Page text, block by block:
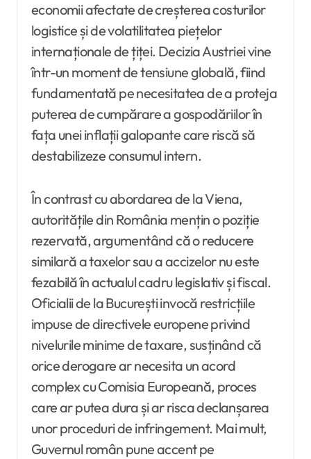
economii afectate de creșterea costurilor
logistice și de volatilitatea piețelor
internaționale de țiței. Decizia Austriei vine
într-un moment de tensiune globală, fiind
fundamentată pe necesitatea de a proteja
puterea de cumpărare a gospodăriilor în
fața unei inflații galopante care riscă să
destabilizeze consumul intern.
În contrast cu abordarea de la Viena,
autoritățile din România mențin o poziție
rezervată, argumentând că o reducere
similară a taxelor sau a accizelor nu este
fezabilă în actualul cadru legislativ și fiscal.
Oficialii de la București invocă restricțiile
impuse de directivele europene privind
nivelurile minime de taxare, susținând că
orice derogare ar necesita un acord
complex cu Comisia Europeană, proces
care ar putea dura și ar risca declanșarea
unor proceduri de infringement. Mai mult,
Guvernul român pune accent pe